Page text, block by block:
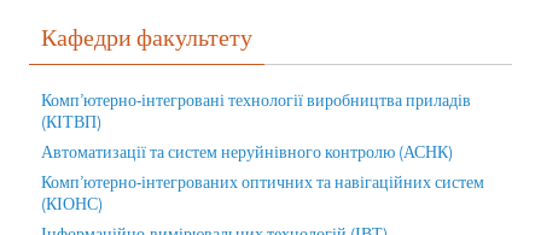
Кафедри факультету
Комп’ютерно-інтегровані технології виробництва приладів
(КІТВП)
Автоматизації та систем неруйнівного контролю (АСНК)
Комп’ютерно-інтегрованих оптичних та навігаційних систем
(КІОНС)